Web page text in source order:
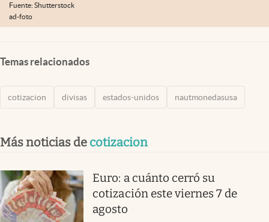
Fuente: Shutterstock
ad-foto
Temas relacionados
cotizacion divisas estados-unidos nautmonedasusa
Más noticias de cotizacion
Euro: a cuánto cerró su
cotización este viernes 7 de
agosto